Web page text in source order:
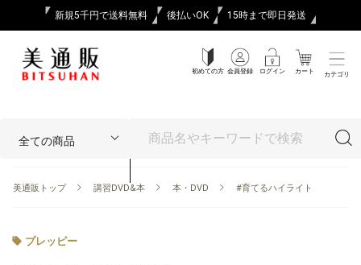
新規5千円で送料無料 後払いOK 15時まで即日発送
初めての方 会員登録 ログイン カート カテゴリ
美通販トップ 講習DVD&本 本・DVD #育てるハイライト
プレッピー